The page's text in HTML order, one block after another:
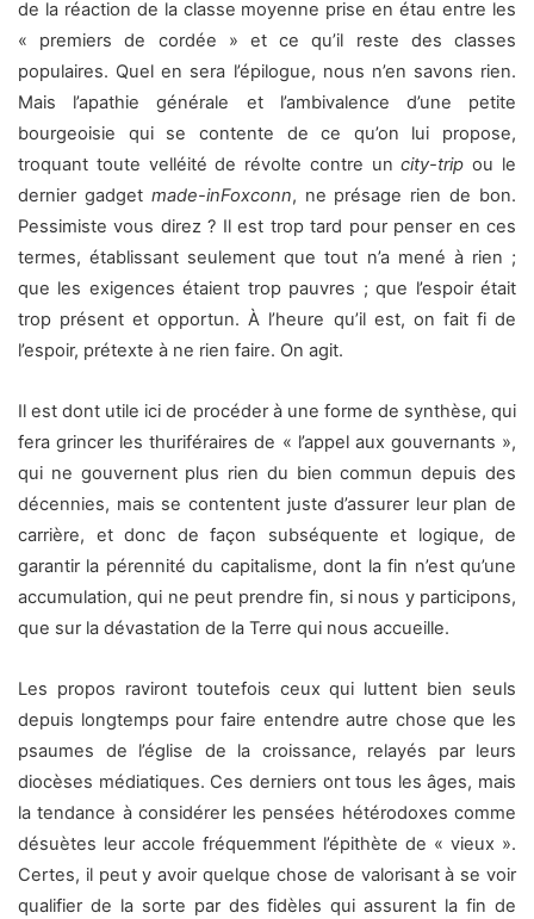
de la réaction de la classe moyenne prise en étau entre les
« premiers de cordée » et ce qu’il reste des classes
populaires. Quel en sera l’épilogue, nous n’en savons rien.
Mais l’apathie générale et l’ambivalence d’une petite
bourgeoisie qui se contente de ce qu’on lui propose,
troquant toute velléité de révolte contre uncity-tripou le
dernier gadget made-inFoxconn, ne présage rien de bon.
Pessimiste vous direz ? Il est trop tard pour penser en ces
termes, établissant seulement que tout n’a mené à rien ;
que les exigences étaient trop pauvres ; que l’espoir était
trop présent et opportun. À l’heure qu’il est, on fait fi de
l’espoir, prétexte à ne rien faire. On agit.
Il est dont utile ici de procéder à une forme de synthèse, qui
fera grincer les thuriféraires de « l’appel aux gouvernants »,
qui ne gouvernent plus rien du bien commun depuis des
décennies, mais se contentent juste d’assurer leur plan de
carrière, et donc de façon subséquente et logique, de
garantir la pérennité du capitalisme, dont la fin n’est qu’une
accumulation, qui ne peut prendre fin, si nous y participons,
que sur la dévastation de la Terre qui nous accueille.
Les propos raviront toutefois ceux qui luttent bien seuls
depuis longtemps pour faire entendre autre chose que les
psaumes de l’église de la croissance, relayés par leurs
diocèses médiatiques. Ces derniers ont tous les âges, mais
la tendance à considérer les pensées hétérodoxes comme
désuètes leur accole fréquemment l’épithète de « vieux ».
Certes, il peut y avoir quelque chose de valorisant à se voir
qualifier de la sorte par des fidèles qui assurent la fin de